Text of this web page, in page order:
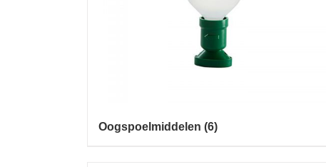
Oogspoelmiddelen (6)